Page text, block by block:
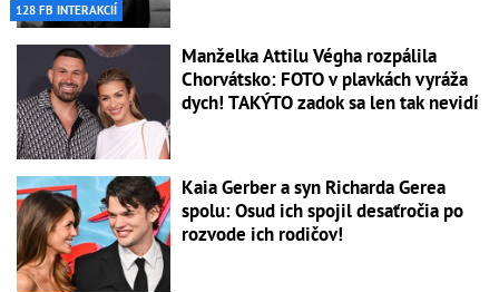
128 FB INTERAKCIÍ
Manželka Attilu Végha rozpálila
Chorvátsko: FOTO v plavkách vyráža
dych! TAKÝTO zadok sa len tak nevidí
Kaia Gerber a syn Richarda Gerea
spolu: Osud ich spojil desaťročia po
rozvode ich rodičov!